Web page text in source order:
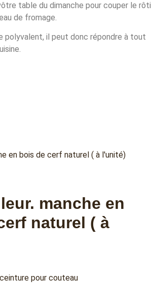
table du dimanche pour couper le rôti
de fromage.
polyvalent, il peut donc répondre à tout
manche en
naturel ( à